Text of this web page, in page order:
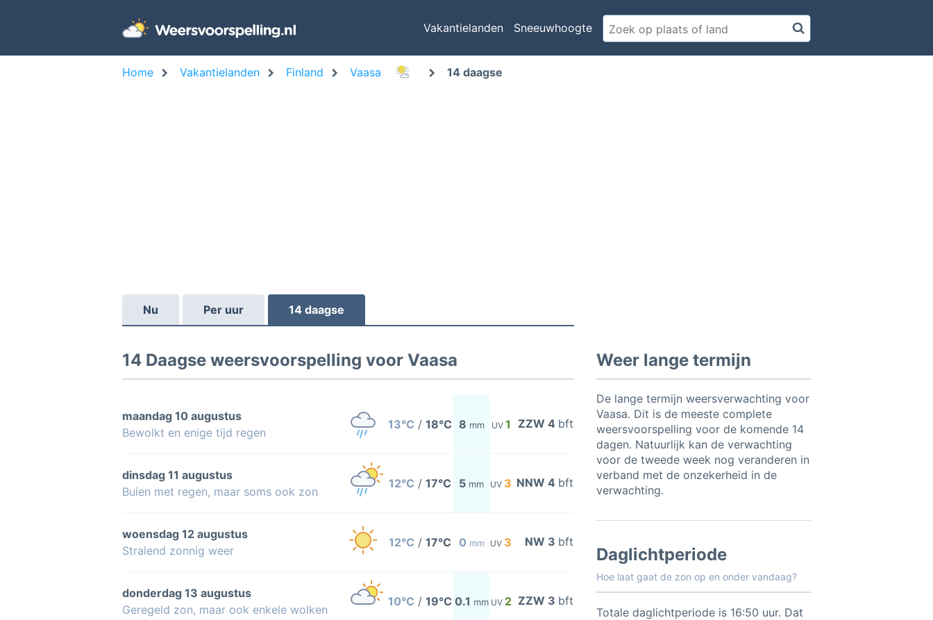
Vakantielanden Sneeuwhoogte
Home Vakantielanden Finland Vaasa 14 daagse
Nu Per uur 14 daagse
14 Daagse weersvoorspelling voor Vaasa
maandag 10 augustus
Bewolkt en enige tijd regen
13°C / 18°C 8 mm UV 1 ZZW 4 bft
dinsdag 11 augustus
Buien met regen, maar soms ook zon
12°C / 17°C 5 mm UV 3 NNW 4 bft
woensdag 12 augustus
Stralend zonnig weer
12°C / 17°C 0 mm UV 3 NW 3 bft
donderdag 13 augustus
Geregeld zon, maar ook enkele wolken
10°C / 19°C 0.1 mm UV 2 ZZW 3 bft
Weer lange termijn
De lange termijn weersverwachting voor
Vaasa. Dit is de meeste complete
weersvoorspelling voor de komende 14
dagen. Natuurlijk kan de verwachting
voor de tweede week nog veranderen in
verband met de onzekerheid in de
verwachting.
Daglichtperiode
Hoe laat gaat de zon op en onder vandaag?
Totale daglichtperiode is 16:50 uur. Dat